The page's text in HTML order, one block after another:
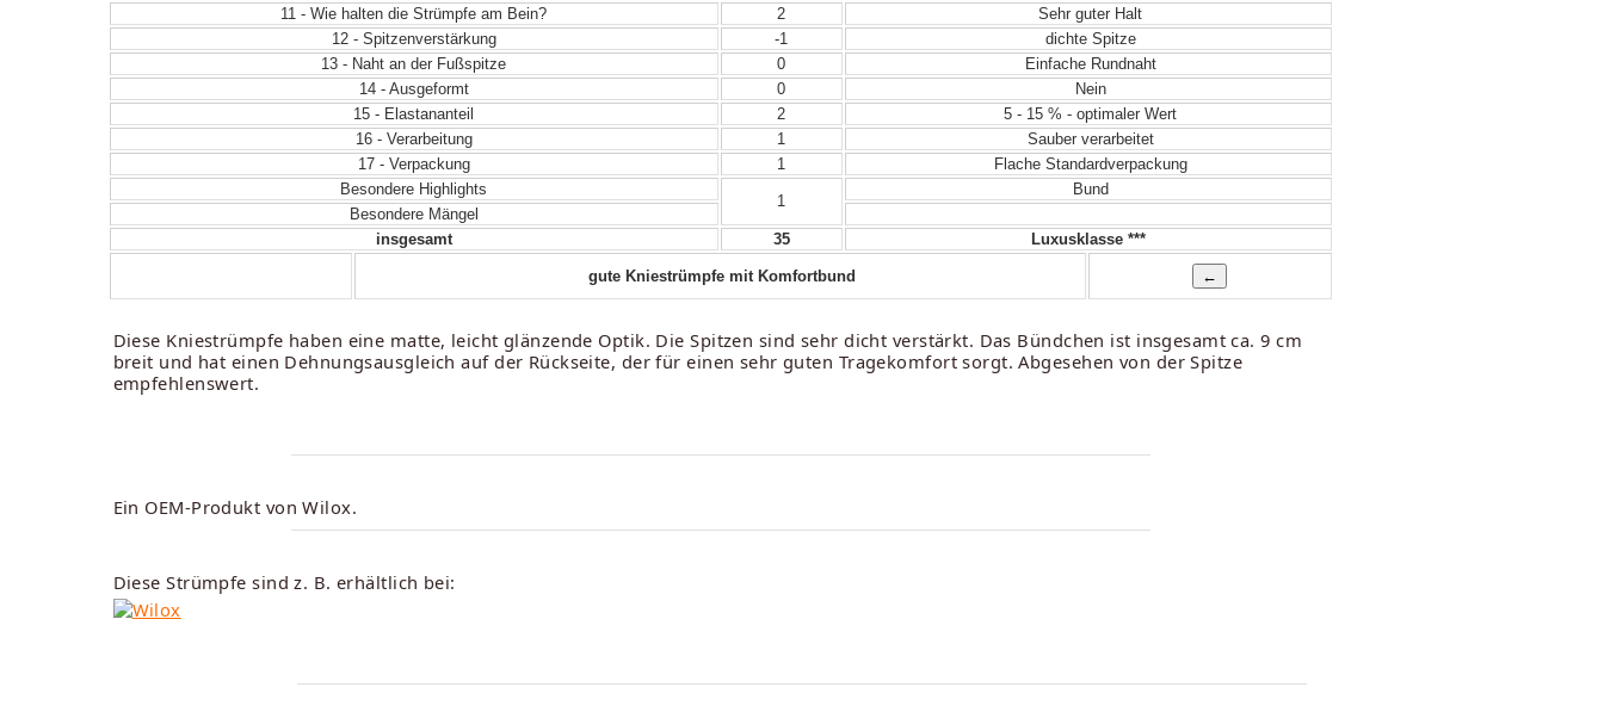
11 - Wie halten die Strümpfe am Bein?
2
Sehr guter Halt
12 - Spitzenverstärkung
-1
dichte Spitze
13 - Naht an der Fußspitze
0
Einfache Rundnaht
14 - Ausgeformt
0
Nein
15 - Elastananteil
2
5 - 15 % - optimaler Wert
16 - Verarbeitung
1
Sauber verarbeitet
17 - Verpackung
1
Flache Standardverpackung
Besondere Highlights
1
Bund
Besondere Mängel
insgesamt
35 Luxusklasse ***
gute Kniestrümpfe mit Komfortbund
Diese Kniestrümpfe haben eine matte, leicht glänzende Optik. Die Spitzen sind sehr dicht verstärkt. Das Bündchen ist insgesamt ca. 9 cm
breit und hat einen Dehnungsausgleich auf der Rückseite, der für einen sehr guten Tragekomfort sorgt. Abgesehen von der Spitze
empfehlenswert.
Ein OEM-Produkt von Wilox.
Diese Strümpfe sind z. B. erhältlich bei: